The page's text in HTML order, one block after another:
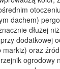
dachem)
dłużej
dodatkowej
oraz
ogrodowy